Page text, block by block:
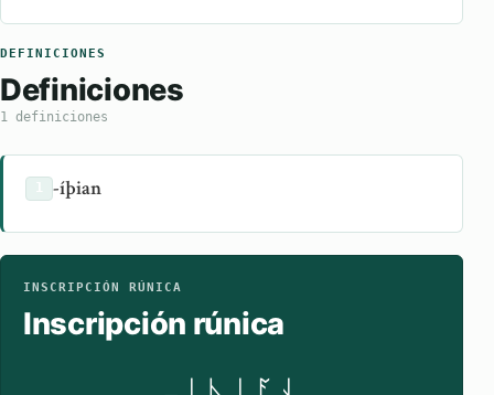
DEFINICIONES
Definiciones
1 definiciones
-íþian
INSCRIPCIÓN RÚNICA
Inscripción rúnica